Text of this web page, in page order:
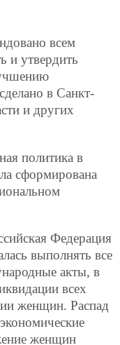
всем
и утвердить
в Санкт-
и других
политика в
сформирована
Федерация
выполнять все
акты, в
всех
женщин. Распад
женщин